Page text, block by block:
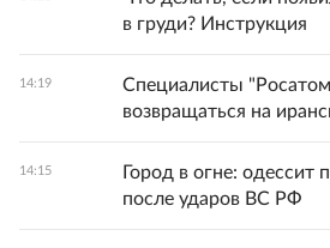
в груди? Инструкция
14:19
Специалисты
возвращаться на
14:15
Город в огне: одессит
после ударов ВС РФ